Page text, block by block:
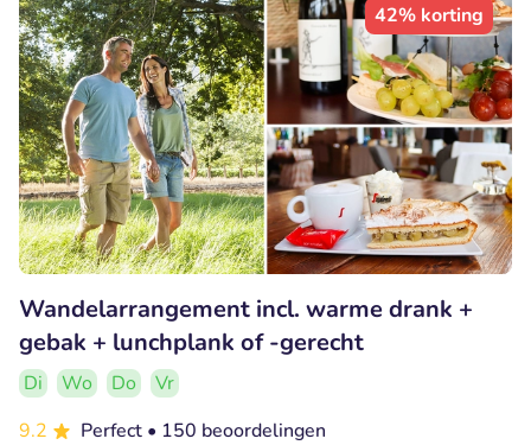
42% korting
Wandelarrangement incl. warme drank +
gebak + lunchplank of -gerecht
Di Wo Do
Vr
9.2
Perfect • 150 beoordelingen